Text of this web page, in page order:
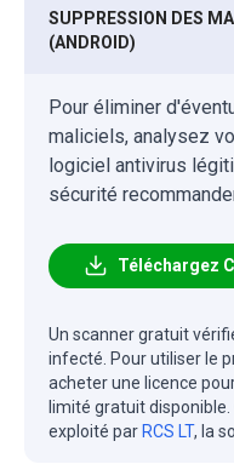
SUPPRESSION DES
(ANDROID)
Pour éliminer
maliciels, analysez
logiciel antivirus
sécurité
Téléchargez
Un scanner gratuit
infecté. Pour utiliser le
acheter une licence
limité gratuit
exploité par RCS LT, la